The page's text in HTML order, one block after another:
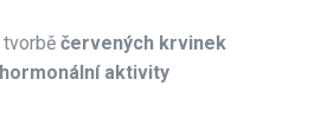
červených krvinek
hormonální aktivity